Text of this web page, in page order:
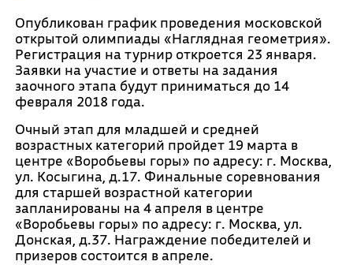
Опубликован график проведения московской
открытой олимпиады «Наглядная геометрия».
Регистрация на турнир откроется 23 января.
Заявки на участие и ответы на задания
заочного этапа будут приниматься до 14
февраля 2018 года.
Очный этап для младшей и средней
возрастных категорий пройдет 19 марта в
центре «Воробьевы горы» по адресу: г. Москва,
ул. Косыгина, д.17. Финальные соревнования
для старшей возрастной категории
запланированы на 4 апреля в центре
«Воробьевы горы» по адресу: г. Москва, ул.
Донская, д.37. Награждение победителей и
призеров состоится в апреле.